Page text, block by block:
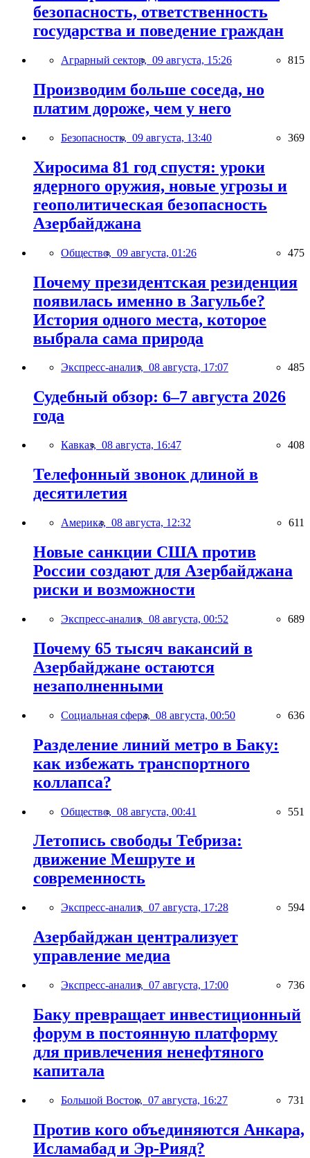
безопасность, ответственность
государства и поведение граждан
Аграрный сектор, 09 августа, 15:26 815
Производим больше соседа, но
платим дороже, чем у него
Безопасность, 09 августа, 13:40 369
Хиросима 81 год спустя: уроки
ядерного оружия, новые угрозы и
геополитическая безопасность
Азербайджана
Общество, 09 августа, 01:26 475
Почему президентская резиденция
появилась именно в Загульбе?
История одного места, которое
выбрала сама природа
Экспресс-анализ, 08 августа, 17:07 485
Судебный обзор: 6–7 августа 2026
года
Кавказ, 08 августа, 16:47 408
Телефонный звонок длиной в
десятилетия
Америка, 08 августа, 12:32 611
Новые санкции США против
России создают для Азербайджана
риски и возможности
Экспресс-анализ, 08 августа, 00:52 689
Почему 65 тысяч вакансий в
Азербайджане остаются
незаполненными
Социальная сфера, 08 августа, 00:50 636
Разделение линий метро в Баку:
как избежать транспортного
коллапса?
Общество, 08 августа, 00:41 551
Летопись свободы Тебриза:
движение Мешруте и
современность
Экспресс-анализ, 07 августа, 17:28 594
Азербайджан централизует
управление медиа
Экспресс-анализ, 07 августа, 17:00 736
Баку превращает инвестиционный
форум в постоянную платформу
для привлечения ненефтяного
капитала
Большой Восток, 07 августа, 16:27 731
Против кого объединяются Анкара,
Исламабад и Эр-Рияд?